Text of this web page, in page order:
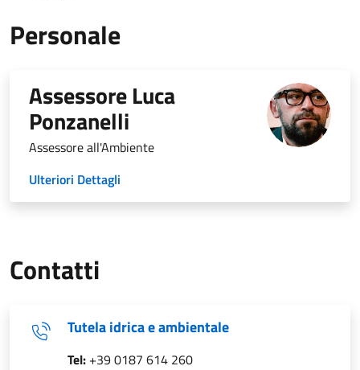
Personale
Assessore Luca
Ponzanelli
Assessore all'Ambiente
Ulteriori Dettagli
Contatti
Tutela idrica e ambientale
Tel: +39 0187 614 260